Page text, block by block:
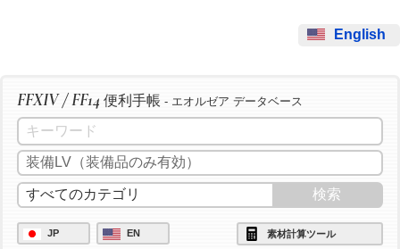
English
FFXIV / FF14 便利手帳 - エオルゼア データベース
JP EN 素材計算ツール